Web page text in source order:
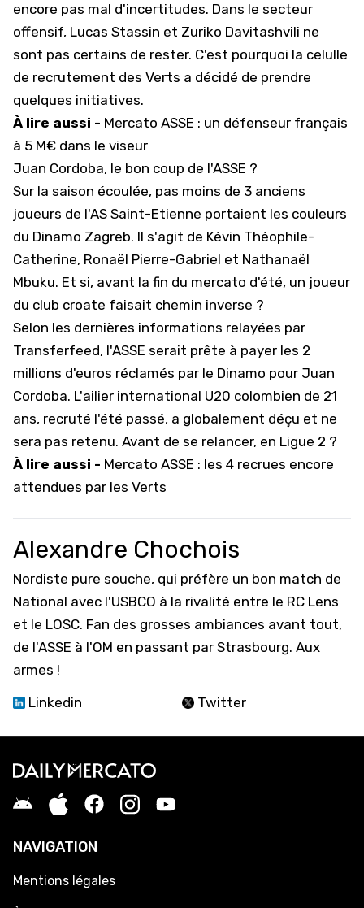
encore pas mal d'incertitudes. Dans le secteur
offensif, Lucas Stassin et Zuriko Davitashvili ne
sont pas certains de rester. C'est pourquoi la celulle
de recrutement des Verts a décidé de prendre
quelques initiatives.
À lire aussi - Mercato ASSE : un défenseur français
à 5 M€ dans le viseur
Juan Cordoba, le bon coup de l'ASSE ?
Sur la saison écoulée, pas moins de 3 anciens
joueurs de l'AS Saint-Etienne portaient les couleurs
du Dinamo Zagreb. Il s'agit de Kévin Théophile-
Catherine, Ronaël Pierre-Gabriel et Nathanaël
Mbuku. Et si, avant la fin du mercato d'été, un joueur
du club croate faisait chemin inverse ?
Selon les dernières informations relayées par
Transferfeed, l'ASSE serait prête à payer les 2
millions d'euros réclamés par le Dinamo pour Juan
Cordoba. L'ailier international U20 colombien de 21
ans, recruté l'été passé, a globalement déçu et ne
sera pas retenu. Avant de se relancer, en Ligue 2 ?
À lire aussi - Mercato ASSE : les 4 recrues encore
attendues par les Verts
Alexandre Chochois
Nordiste pure souche, qui préfère un bon match de
National avec l'USBCO à la rivalité entre le RC Lens
et le LOSC. Fan des grosses ambiances avant tout,
de l'ASSE à l'OM en passant par Strasbourg. Aux
armes !
Linkedin
Twitter
NAVIGATION
Mentions légales